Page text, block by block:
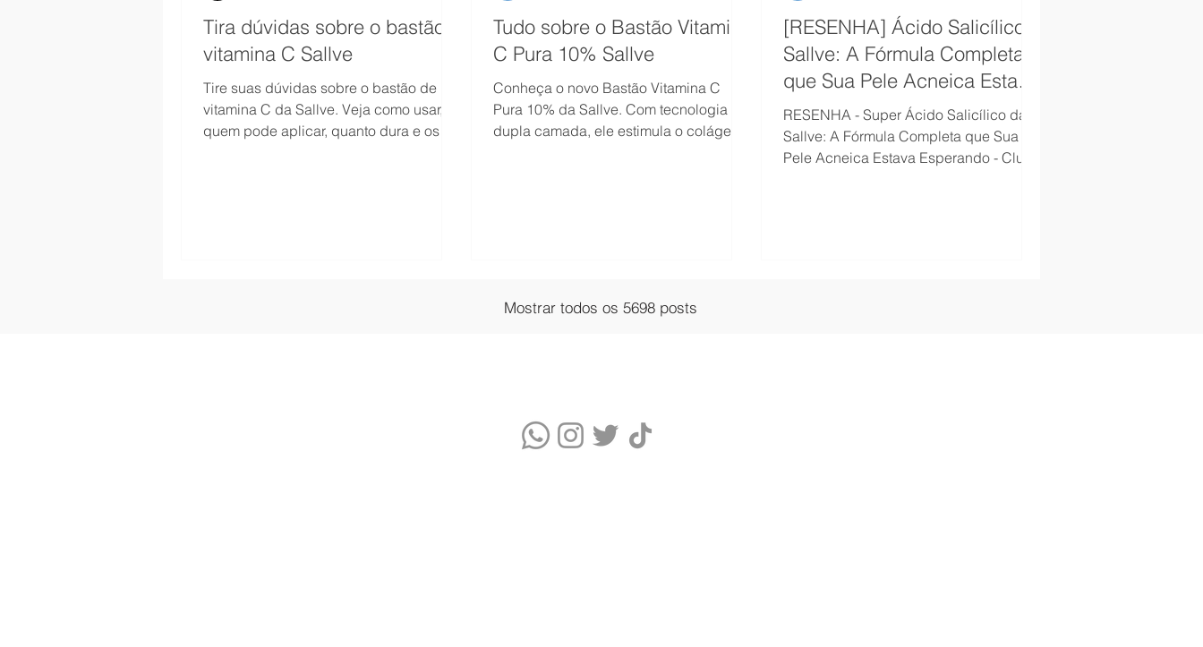
Tira dúvidas sobre o bastão
vitamina C Sallve
Tire suas dúvidas sobre o bastão de
vitamina C da Sallve. Veja como usar,
quem pode aplicar, quanto dura e os
Tudo sobre o Bastão Vitamina
C Pura 10% Sallve
Conheça o novo Bastão Vitamina C
Pura 10% da Sallve. Com tecnologia de
dupla camada, ele estimula o colágeno,
[RESENHA] Ácido Salicílico
Sallve: A Fórmula Completa
que Sua Pele Acneica Estava
Esperando!
RESENHA - Super Ácido Salicílico da
Sallve: A Fórmula Completa que Sua
Pele Acneica Estava Esperando - Clube
Mostrar todos os 5698 posts